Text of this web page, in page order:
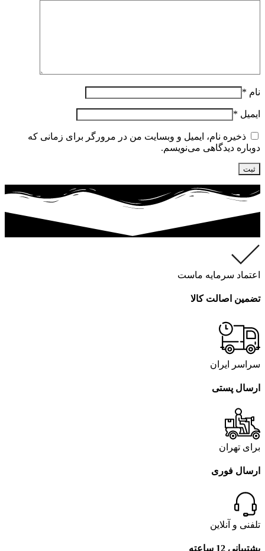
نام *
ایمیل *
ذخیره نام، ایمیل و وبسایت من در مرورگر برای زمانی که
دوباره دیدگاهی می‌نویسم.
اعتماد سرمایه ماست
تضمین اصالت کالا
سراسر ایران
ارسال پستی
برای تهران
ارسال فوری
تلفنی و آنلاین
پشتیبانی 12 ساعته